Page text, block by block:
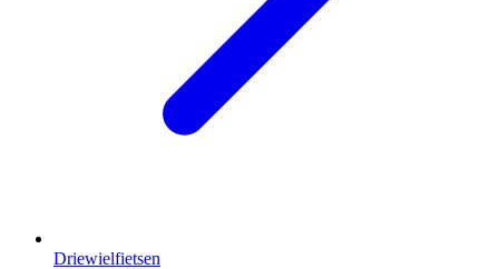
Driewielfietsen